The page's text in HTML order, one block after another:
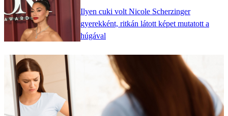
Ilyen cuki volt Nicole Scherzinger
gyerekként, ritkán látott képet mutatott a
húgával